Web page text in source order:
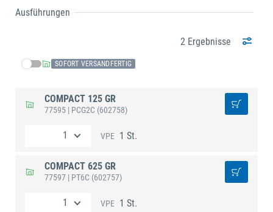
Ausführungen
2 Ergebnisse
SOFORT VERSANDFERTIG
COMPACT 125 GR
77595 | PCG2C (602758)
VPE 1 St.
COMPACT 625 GR
77597 | PT6C (602757)
VPE 1 St.